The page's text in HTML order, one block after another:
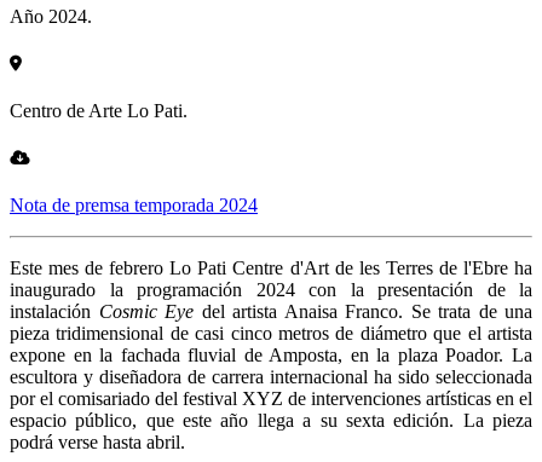
Año 2024.
Centro de Arte Lo Pati.
Nota de premsa temporada 2024
Este mes de febrero Lo Pati Centre d'Art de les Terres de l'Ebre ha
inaugurado la programación 2024 con la presentación de la
instalación Cosmic Eye del artista Anaisa Franco. Se trata de una
pieza tridimensional de casi cinco metros de diámetro que el artista
expone en la fachada fluvial de Amposta, en la plaza Poador. La
escultora y diseñadora de carrera internacional ha sido seleccionada
por el comisariado del festival XYZ de intervenciones artísticas en el
espacio público, que este año llega a su sexta edición. La pieza
podrá verse hasta abril.